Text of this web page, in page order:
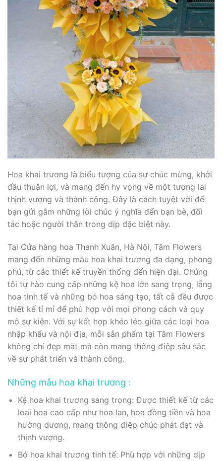
Hoa khai trương là biểu tượng của sự chúc mừng, khởi
đầu thuận lợi, và mang đến hy vọng về một tương lai
thịnh vượng và thành công. Đây là cách tuyệt vời để
bạn gửi gắm những lời chúc ý nghĩa đến bạn bè, đối
tác hoặc người thân trong dịp đặc biệt này.
Tại Cửa hàng hoa Thanh Xuân, Hà Nội, Tâm Flowers
mang đến những mẫu hoa khai trương đa dạng, phong
phú, từ các thiết kế truyền thống đến hiện đại. Chúng
tôi tự hào cung cấp những kệ hoa lớn sang trọng, lẵng
hoa tinh tế và những bó hoa sáng tạo, tất cả đều được
thiết kế tỉ mỉ để phù hợp với mọi phong cách và quy
mô sự kiện. Với sự kết hợp khéo léo giữa các loại hoa
nhập khẩu và nội địa, mỗi sản phẩm tại Tâm Flowers
không chỉ đẹp mắt mà còn mang thông điệp sâu sắc
về sự phát triển và thành công.
Những mẫu hoa khai trương :
Kệ hoa khai trương sang trọng: Được thiết kế từ các
loại hoa cao cấp như hoa lan, hoa đồng tiền và hoa
hướng dương, mang thông điệp chúc phát đạt và
thịnh vượng.
Bó hoa khai trương tinh tế: Phù hợp với những dịp